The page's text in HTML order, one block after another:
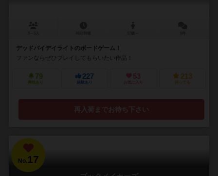
デッドバイデイライトのボードゲーム！
ファンならぜひプレイしてもらいたい作品！
79
興味あり
227
経験あり
53
お気に入り
213
持ってる
再入荷までお待ち下さい
No.17